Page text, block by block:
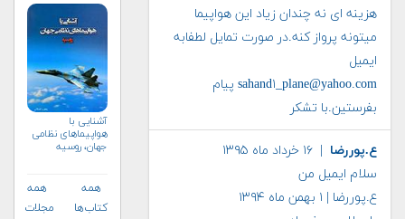
هزینه ای نه چندان زیاد این هواپیما
میتونه پرواز کنه.در صورت تمایل لطفابه
ایمیل
sahand۱_plane@yahoo.com پیام
بفرستین.با تشکر
ع.پوررضا | ۱۶ خرداد ماه ۱۳۹۵
سلام ایمیل من
ع.پوررضا | ۱ بهمن ماه ۱۳۹۴
آشنایی با
هواپیماهای نظامی
جهان، روسیه
همه
کتاب‌ها
همه
مجلات